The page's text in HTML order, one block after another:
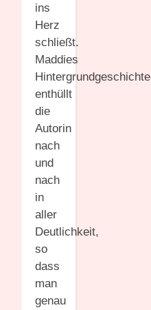
ins
Herz
schließt.
Maddies
Hintergrundgeschichte
enthüllt
die
Autorin
nach
und
nach
in
aller
Deutlichkeit,
so
dass
man
genau